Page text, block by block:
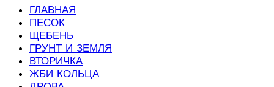
ГЛАВНАЯ
ПЕСОК
ЩЕБЕНЬ
ГРУНТ И ЗЕМЛЯ
ВТОРИЧКА
ЖБИ КОЛЬЦА